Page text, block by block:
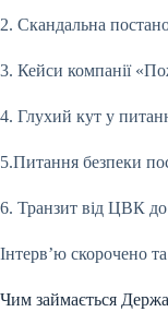
2. Скандальна
3. Кейси компанії
4. Глухий кут у
5.Питання безпеки
6. Транзит від ЦВК
Інтерв’ю скорочено
Чим займається